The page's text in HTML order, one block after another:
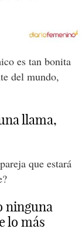
es tan bonita
del mundo,
llama,
que estará
ninguna
lo más